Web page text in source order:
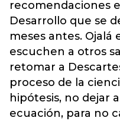
recomendaciones
Desarrollo que se
meses antes. Ojalá
escuchen a otros
retomar a
proceso de la
hipótesis, no dejar
ecuación, para no